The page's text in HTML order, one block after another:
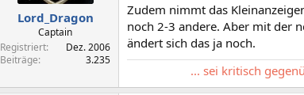
Lord_Dragon
Captain
Registriert
Dez. 2006
Beiträge
3.235
Zudem nimmt das
noch 2-3 andere. Aber mit der
ändert sich das ja noch.
... sei kritisch